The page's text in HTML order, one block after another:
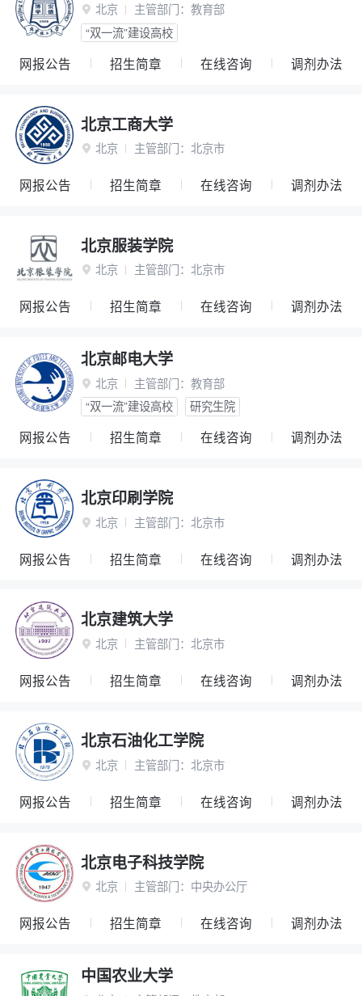
 北京 主管部门： 教育部
“双一流”建设高校
网报公告 招生简章 在线咨询 调剂办法
北京工商大学
 北京 主管部门： 北京市
网报公告 招生简章 在线咨询 调剂办法
北京服装学院
 北京 主管部门： 北京市
网报公告 招生简章 在线咨询 调剂办法
北京邮电大学
 北京 主管部门： 教育部
“双一流”建设高校
研究生院
网报公告 招生简章 在线咨询 调剂办法
北京印刷学院
 北京 主管部门： 北京市
网报公告 招生简章 在线咨询 调剂办法
北京建筑大学
 北京 主管部门： 北京市
网报公告 招生简章 在线咨询 调剂办法
北京石油化工学院
 北京 主管部门： 北京市
网报公告 招生简章 在线咨询 调剂办法
北京电子科技学院
 北京 主管部门： 中央办公厅
网报公告 招生简章 在线咨询 调剂办法
中国农业大学